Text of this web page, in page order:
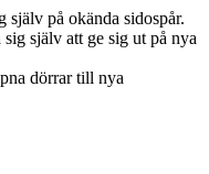
själv på okända sidospår.
själv att ge sig ut på nya
dörrar till nya